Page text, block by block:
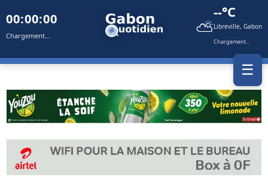
00:00:00
Chargement... ⛅
--°C
Libreville, Gabon
Chargement...
☰